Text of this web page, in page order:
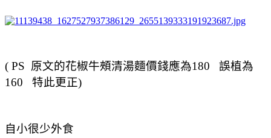
( PS 原文的花椒牛頰清湯麵價錢應為180 誤植為
160 特此更正)
自小很少外食